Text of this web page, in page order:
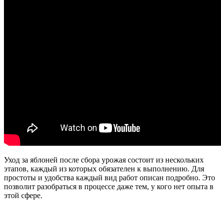
Уход за яблоней после сбора урожая состоит из нескольких
этапов, каждый из которых обязателен к выполнению. Для
простоты и удобства каждый вид работ описан подробно. Это
позволит разобраться в процессе даже тем, у кого нет опыта в
этой сфере.